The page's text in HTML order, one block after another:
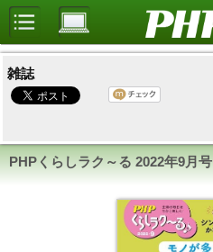
雑誌
PHPくらしラク～る 2022年9月号